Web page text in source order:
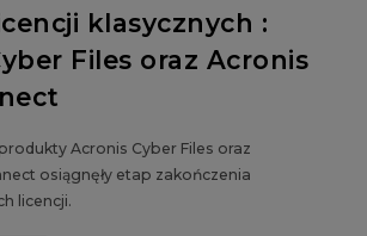
klasycznych :
Files oraz Acronis
Acronis Cyber Files oraz
osiągnęły etap zakończenia
licencji.